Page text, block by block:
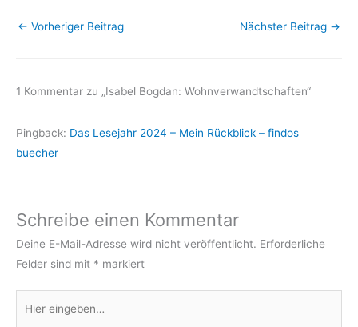
← Vorheriger Beitrag Nächster Beitrag →
1 Kommentar zu „Isabel Bogdan: Wohnverwandtschaften“
Pingback: Das Lesejahr 2024 – Mein Rückblick – findos
buecher
Schreibe einen Kommentar
Deine E-Mail-Adresse wird nicht veröffentlicht. Erforderliche
Felder sind mit * markiert
eingeben…